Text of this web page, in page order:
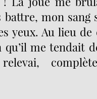
mon sang
yeux. Au lieu
me tendait